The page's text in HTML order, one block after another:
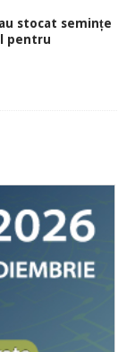
stocat semințe
pentru